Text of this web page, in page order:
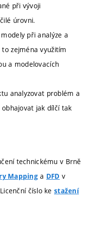
při vývoji
úrovni.
při analýze a
zejména využitím
a modelovacích
analyzovat problém a
jak dílčí tak
technickému v Brně
Mapping a DFD v
číslo kestažení